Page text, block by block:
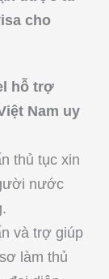
cho
hỗ trợ
Nam uy
thủ tục xin
nước
và trợ giúp
làm thủ